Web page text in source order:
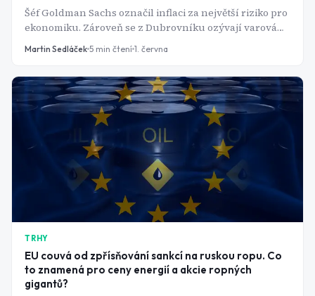
Šéf Goldman Sachs označil inflaci za největší riziko pro
ekonomiku. Zároveň se z Dubrovníku ozývají varování,
že politický tlak na centrální banky situaci jen
Martin Sedláček 5 min čtení 1. června
TRHY
EU couvá od zpřísňování sankcí na ruskou ropu. Co
to znamená pro ceny energií a akcie ropných
gigantů?